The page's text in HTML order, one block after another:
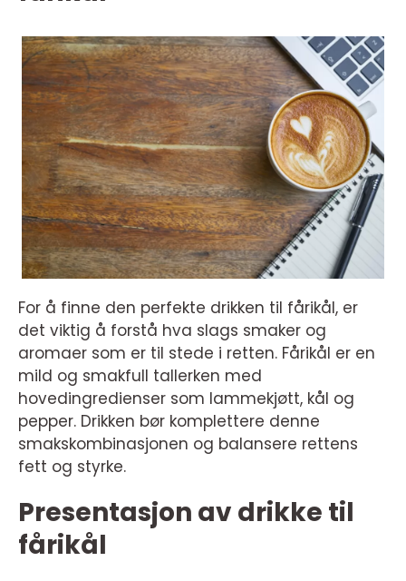
For å finne den perfekte drikken til fårikål, er
det viktig å forstå hva slags smaker og
aromaer som er til stede i retten. Fårikål er en
mild og smakfull tallerken med
hovedingredienser som lammekjøtt, kål og
pepper. Drikken bør komplettere denne
smakskombinasjonen og balansere rettens
fett og styrke.
Presentasjon av drikke til
fårikål